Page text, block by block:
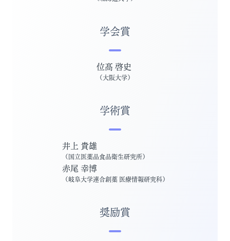
学会賞
位髙 啓史
（大阪大学）
学術賞
井上 貴雄
（国立医薬品食品衛生研究所）
赤尾 幸博
（岐阜大学連合創薬 医療情報研究科）
奨励賞